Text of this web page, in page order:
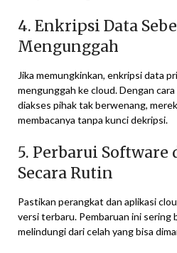
4. Enkripsi Data
Mengunggah
Jika memungkinkan, enkripsi data
mengunggah ke cloud. Dengan
diakses pihak tak berwenang,
membacanya tanpa kunci dekripsi.
5. Perbarui Software
Secara Rutin
Pastikan perangkat dan aplikasi
versi terbaru. Pembaruan ini sering
melindungi dari celah yang bisa